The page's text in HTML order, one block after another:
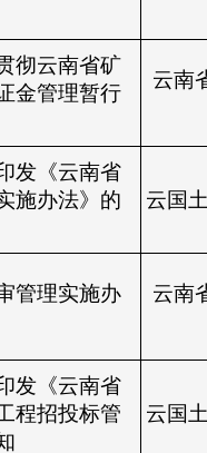
彻云南省矿
金管理暂行
云南
发《云南省
施办法》的
云国
管理实施办
云南
发《云南省
程招投标管
云国